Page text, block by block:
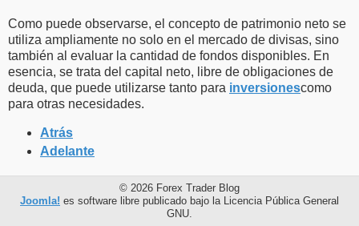
Como puede observarse, el concepto de patrimonio neto se
utiliza ampliamente no solo en el mercado de divisas, sino
también al evaluar la cantidad de fondos disponibles. En
esencia, se trata del capital neto, libre de obligaciones de
deuda, que puede utilizarse tanto para inversionescomo
para otras necesidades.
Atrás
Adelante
© 2026 Forex Trader Blog
Joomla! es software libre publicado bajo la Licencia Pública General
GNU.